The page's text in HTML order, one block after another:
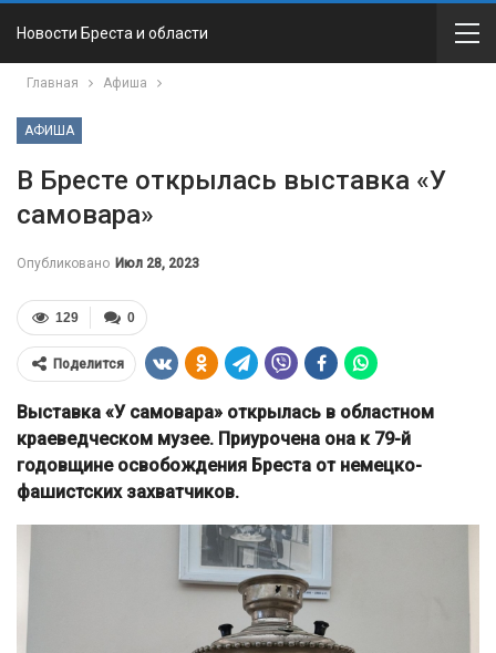
Новости Бреста и области
Главная Афиша
АФИША
В Бресте открылась выставка «У
самовара»
Опубликовано Июл 28, 2023
0
129
Поделится
Выставка «У самовара» открылась в областном
краеведческом музее. Приурочена она к 79-й
годовщине освобождения Бреста от немецко-
фашистских захватчиков.